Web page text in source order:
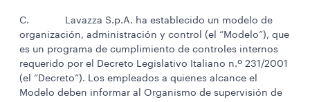
C. Lavazza S.p.A. ha establecido un modelo de
organización, administración y control (el “Modelo”), que
es un programa de cumplimiento de controles internos
requerido por el Decreto Legislativo Italiano n.º 231/2001
(el “Decreto”). Los empleados a quienes alcance el
Modelo deben informar al Organismo de supervisión de